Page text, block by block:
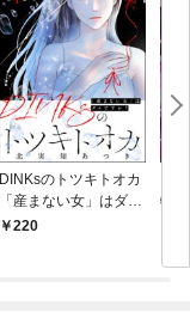
DINKsのトツキトオカ
「産まない女」はダメ
ですか？（分冊版）
220
物
話】